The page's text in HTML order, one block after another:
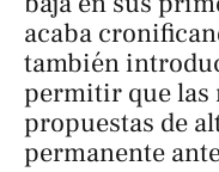
acaba
también
permitir que las
propuestas de
permanente